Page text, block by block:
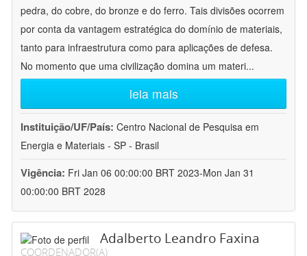
pedra, do cobre, do bronze e do ferro. Tais divisões ocorrem
por conta da vantagem estratégica do domínio de materiais,
tanto para infraestrutura como para aplicações de defesa.
No momento que uma civilização domina um materi...
leia mais
Instituição/UF/País: Centro Nacional de Pesquisa em
Energia e Materiais - SP - Brasil
Vigência: Fri Jan 06 00:00:00 BRT 2023-Mon Jan 31
00:00:00 BRT 2028
Adalberto Leandro Faxina
COORDENADOR(A)